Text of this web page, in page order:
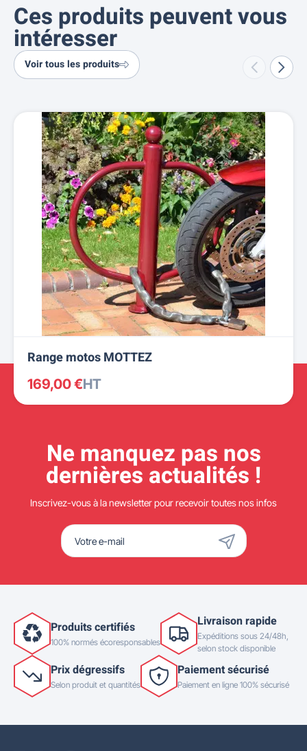
Ces produits peuvent vous
intéresser
Voir tous les produits
Range motos MOTTEZ
169,00 €HT
Ne manquez pas nos
dernières actualités !
Inscrivez-vous à la newsletter pour recevoir toutes nos infos
Produits certifiés
100% normés écoresponsables
Livraison rapide
Expéditions sous 24/48h,
selon stock disponible
Prix dégressifs
Selon produit et quantités
Paiement sécurisé
Paiement en ligne 100% sécurisé